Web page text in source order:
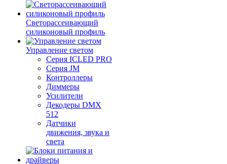
Светорассеивающий
силиконовый профиль
Управление светом
Серия ICLED PRO
Серия JM
Контроллеры
Диммеры
Усилители
Декодеры DMX
512
Датчики
движения, звука и
света